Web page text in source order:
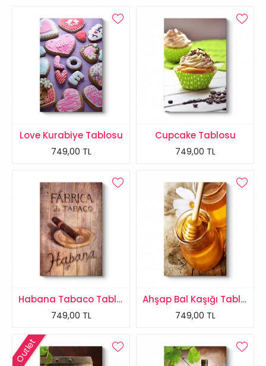
Love Kurabiye Tablosu
749,00 TL
Cupcake Tablosu
749,00 TL
Habana Tabaco Tablosu
749,00 TL
Ahşap Bal Kaşığı Tablosu
749,00 TL
Outlet